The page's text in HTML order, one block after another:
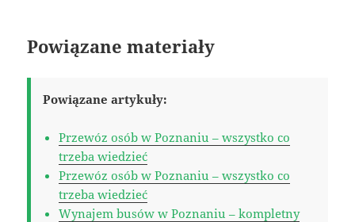
Powiązane materiały
Powiązane artykuły:
Przewóz osób w Poznaniu – wszystko co
trzeba wiedzieć
Przewóz osób w Poznaniu – wszystko co
trzeba wiedzieć
Wynajem busów w Poznaniu – kompletny